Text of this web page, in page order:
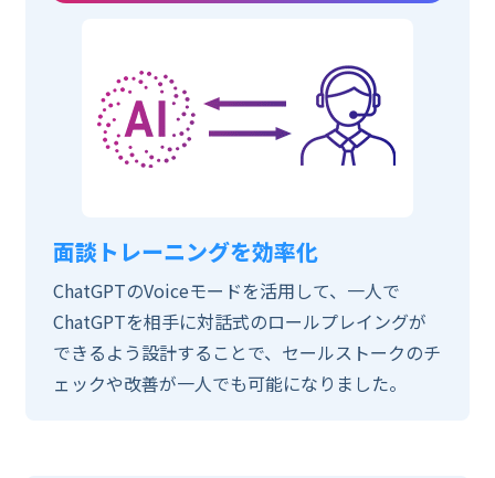
面談トレーニングを効率化
ChatGPTのVoiceモードを活用して、一人で
ChatGPTを相手に対話式のロールプレイングが
できるよう設計することで、セールストークのチ
ェックや改善が一人でも可能になりました。